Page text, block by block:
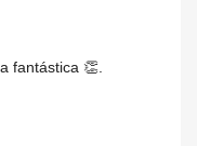
fantástica 👏.